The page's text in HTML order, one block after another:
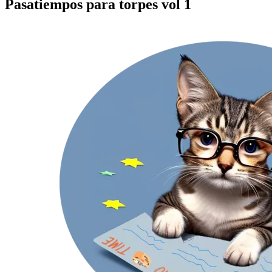
Pasatiempos para torpes vol 1